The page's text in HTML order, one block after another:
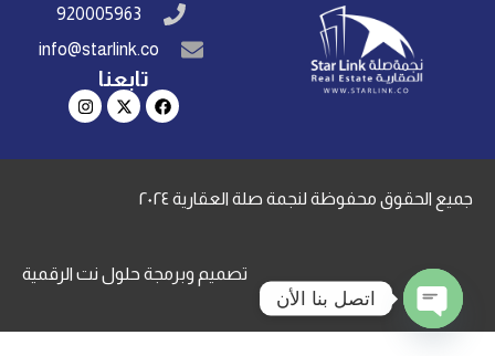
920005963
info@starlink.co
تابعنا
جميع الحقوق محفوظة لنجمة صلة العقارية ٢٠٢٤
تصميم وبرمجة حلول نت الرقمية
اتصل بنا الأن